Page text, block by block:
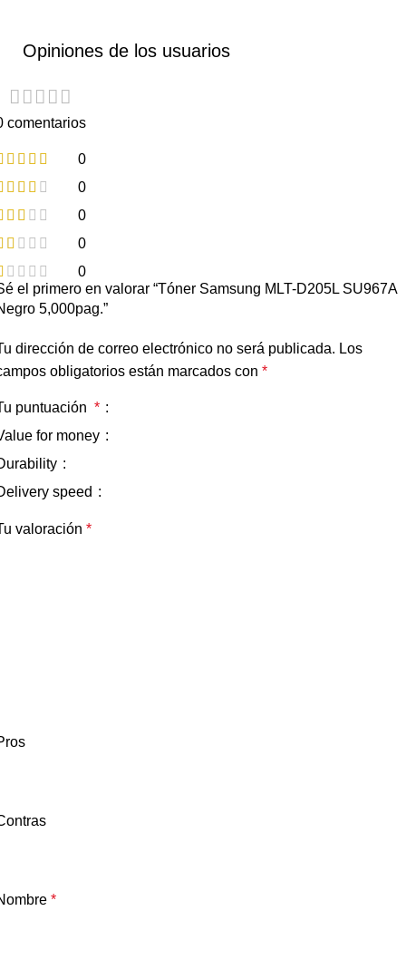
Opiniones de los usuarios
comentarios
0
0
0
0
0
el primero en valorar “Tóner Samsung MLT-D205L SU967A
5,000pag.”
dirección de correo electrónico no será publicada. Los
obligatorios están marcados con *
puntuación *
for money
speed
valoración *
*